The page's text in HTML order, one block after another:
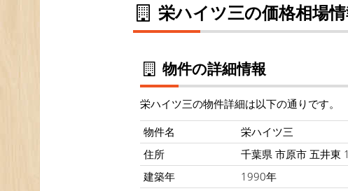
栄ハイツ三の価格相場
物件の詳細情報
栄ハイツ三の物件詳細は以下の通りです。
物件名
栄ハイツ三
住所
千葉県 市原市 五井東
建築年
1990年